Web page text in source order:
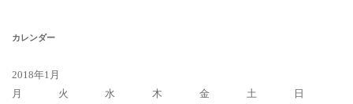
カレンダー
2018年1月
月
火 水 木 金 土
日